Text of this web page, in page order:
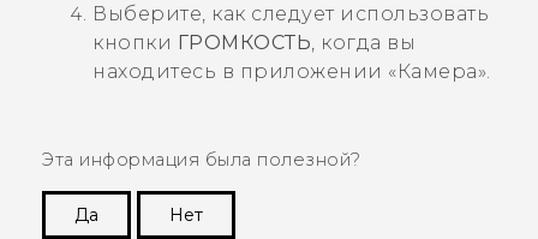
Выберите, как следует использовать
кнопки ГРОМКОСТЬ , когда вы
находитесь в приложении «Камера».
Эта информация была полезной?
Да
Нет